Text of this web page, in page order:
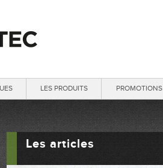
LES PRODUITS PROMOTIONS
Les articles